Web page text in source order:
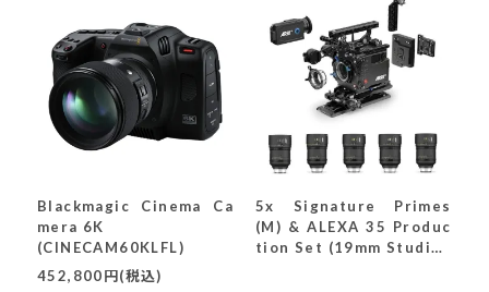
Blackmagic Cinema Ca
mera 6K
(CINECAM60KLFL)
452,800円(税込)
5x Signature Primes
(M) & ALEXA 35 Produc
tion Set (19mm Studio)